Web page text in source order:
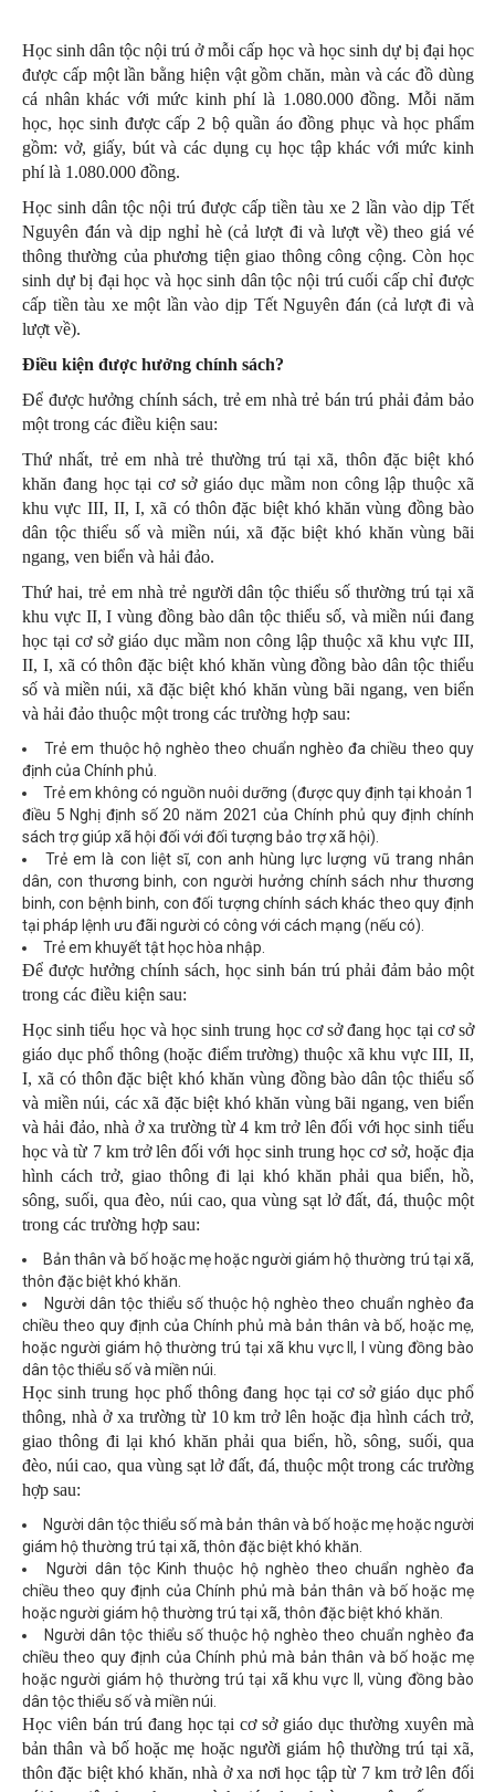
Học sinh dân tộc nội trú ở mỗi cấp học và học sinh dự bị đại học
được cấp một lần bằng hiện vật gồm chăn, màn và các đồ dùng
cá nhân khác với mức kinh phí là 1.080.000 đồng. Mỗi năm
học, học sinh được cấp 2 bộ quần áo đồng phục và học phẩm
gồm: vở, giấy, bút và các dụng cụ học tập khác với mức kinh
phí là 1.080.000 đồng.
Học sinh dân tộc nội trú được cấp tiền tàu xe 2 lần vào dịp Tết
Nguyên đán và dịp nghỉ hè (cả lượt đi và lượt về) theo giá vé
thông thường của phương tiện giao thông công cộng. Còn học
sinh dự bị đại học và học sinh dân tộc nội trú cuối cấp chỉ được
cấp tiền tàu xe một lần vào dịp Tết Nguyên đán (cả lượt đi và
lượt về).
Điều kiện được hưởng chính sách?
Để được hưởng chính sách, trẻ em nhà trẻ bán trú phải đảm bảo
một trong các điều kiện sau:
Thứ nhất, trẻ em nhà trẻ thường trú tại xã, thôn đặc biệt khó
khăn đang học tại cơ sở giáo dục mầm non công lập thuộc xã
khu vực III, II, I, xã có thôn đặc biệt khó khăn vùng đồng bào
dân tộc thiểu số và miền núi, xã đặc biệt khó khăn vùng bãi
ngang, ven biển và hải đảo.
Thứ hai, trẻ em nhà trẻ người dân tộc thiểu số thường trú tại xã
khu vực II, I vùng đồng bào dân tộc thiểu số, và miền núi đang
học tại cơ sở giáo dục mầm non công lập thuộc xã khu vực III,
II, I, xã có thôn đặc biệt khó khăn vùng đồng bào dân tộc thiểu
số và miền núi, xã đặc biệt khó khăn vùng bãi ngang, ven biển
và hải đảo thuộc một trong các trường hợp sau:
Trẻ em thuộc hộ nghèo theo chuẩn nghèo đa chiều theo quy
định của Chính phủ.
Trẻ em không có nguồn nuôi dưỡng (được quy định tại khoản 1
điều 5 Nghị định số 20 năm 2021 của Chính phủ quy định chính
sách trợ giúp xã hội đối với đối tượng bảo trợ xã hội).
Trẻ em là con liệt sĩ, con anh hùng lực lượng vũ trang nhân
dân, con thương binh, con người hưởng chính sách như thương
binh, con bệnh binh, con đối tượng chính sách khác theo quy định
tại pháp lệnh ưu đãi người có công với cách mạng (nếu có).
Trẻ em khuyết tật học hòa nhập.
Để được hưởng chính sách, học sinh bán trú phải đảm bảo một
trong các điều kiện sau:
Học sinh tiểu học và học sinh trung học cơ sở đang học tại cơ sở
giáo dục phổ thông (hoặc điểm trường) thuộc xã khu vực III, II,
I, xã có thôn đặc biệt khó khăn vùng đồng bào dân tộc thiểu số
và miền núi, các xã đặc biệt khó khăn vùng bãi ngang, ven biển
và hải đảo, nhà ở xa trường từ 4 km trở lên đối với học sinh tiểu
học và từ 7 km trở lên đối với học sinh trung học cơ sở, hoặc địa
hình cách trở, giao thông đi lại khó khăn phải qua biển, hồ,
sông, suối, qua đèo, núi cao, qua vùng sạt lở đất, đá, thuộc một
trong các trường hợp sau:
Bản thân và bố hoặc mẹ hoặc người giám hộ thường trú tại xã,
thôn đặc biệt khó khăn.
Người dân tộc thiểu số thuộc hộ nghèo theo chuẩn nghèo đa
chiều theo quy định của Chính phủ mà bản thân và bố, hoặc mẹ,
hoặc người giám hộ thường trú tại xã khu vực II, I vùng đồng bào
dân tộc thiểu số và miền núi.
Học sinh trung học phổ thông đang học tại cơ sở giáo dục phổ
thông, nhà ở xa trường từ 10 km trở lên hoặc địa hình cách trở,
giao thông đi lại khó khăn phải qua biển, hồ, sông, suối, qua
đèo, núi cao, qua vùng sạt lở đất, đá, thuộc một trong các trường
hợp sau:
Người dân tộc thiểu số mà bản thân và bố hoặc mẹ hoặc người
giám hộ thường trú tại xã, thôn đặc biệt khó khăn.
Người dân tộc Kinh thuộc hộ nghèo theo chuẩn nghèo đa
chiều theo quy định của Chính phủ mà bản thân và bố hoặc mẹ
hoặc người giám hộ thường trú tại xã, thôn đặc biệt khó khăn.
Người dân tộc thiểu số thuộc hộ nghèo theo chuẩn nghèo đa
chiều theo quy định của Chính phủ mà bản thân và bố hoặc mẹ
hoặc người giám hộ thường trú tại xã khu vực II, vùng đồng bào
dân tộc thiểu số và miền núi.
Học viên bán trú đang học tại cơ sở giáo dục thường xuyên mà
bản thân và bố hoặc mẹ hoặc người giám hộ thường trú tại xã,
thôn đặc biệt khó khăn, nhà ở xa nơi học tập từ 7 km trở lên đối